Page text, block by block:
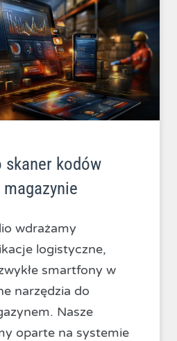
kodów
wdrażamy
logistyczne,
smartfony w
narzędzia do
Nasze
oparte na systemie